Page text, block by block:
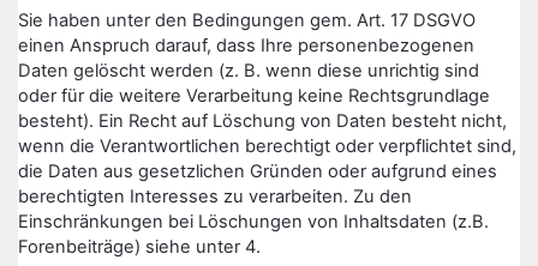
Sie haben unter den Bedingungen gem. Art. 17 DSGVO
einen Anspruch darauf, dass Ihre personenbezogenen
Daten gelöscht werden (z. B. wenn diese unrichtig sind
oder für die weitere Verarbeitung keine Rechtsgrundlage
besteht). Ein Recht auf Löschung von Daten besteht nicht,
wenn die Verantwortlichen berechtigt oder verpflichtet sind,
die Daten aus gesetzlichen Gründen oder aufgrund eines
berechtigten Interesses zu verarbeiten. Zu den
Einschränkungen bei Löschungen von Inhaltsdaten (z.B.
Forenbeiträge) siehe unter 4.